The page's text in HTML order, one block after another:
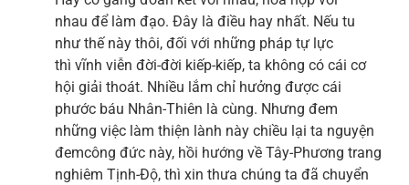
nhau để làm đạo. Đây là điều hay nhất. Nếu tu
như thế này thôi, đối với những pháp tự lực
thì vĩnh viễn đời-đời kiếp-kiếp, ta không có cái cơ
hội giải thoát. Nhiều lắm chỉ hưởng được cái
phước báu Nhân-Thiên là cùng. Nhưng đem
những việc làm thiện lành này chiều lại ta nguyện
đemcông đức này, hồi hướng về Tây-Phương trang
nghiêm Tịnh-Độ, thì xin thưa chúng ta đã chuyển